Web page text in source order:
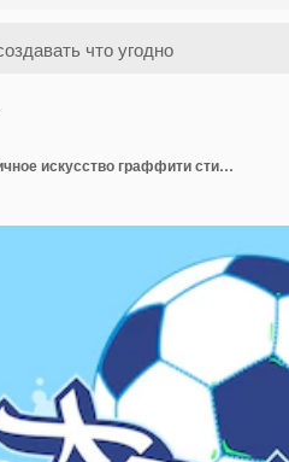
Модное абстрактное хип-хоп городское уличное искусство граффити стиль слово футбол вектор иллюстрация искусство